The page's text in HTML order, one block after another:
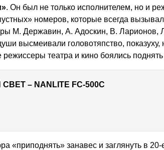
. Он был не только исполнителем, но и
номеров, которые всегда
М. Державин, А. Адоскин, В. Ларионов,
высмеивали головотяпство, показуху,
режиссеры театра и кино боялись
– NANLITE FC-500C
«приподнять» занавес и заглянуть в